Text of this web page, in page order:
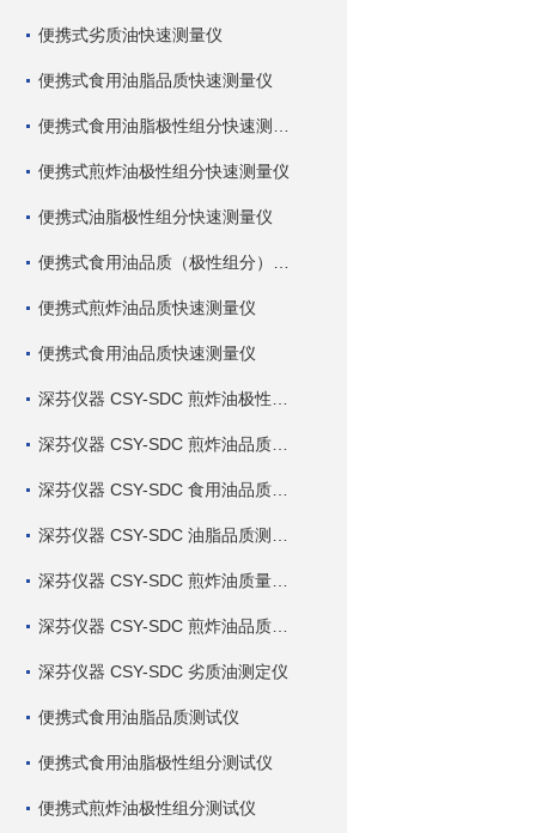
便携式劣质油快速测量仪
便携式食用油脂品质快速测量仪
便携式煎炸油极性组分快速测量仪
便携式油脂极性组分快速测量仪
便携式煎炸油品质快速测量仪
便携式食用油品质快速测量仪
深芬仪器 CSY-SDC 劣质油测定仪
便携式食用油脂品质测试仪
便携式食用油脂极性组分测试仪
便携式煎炸油极性组分测试仪